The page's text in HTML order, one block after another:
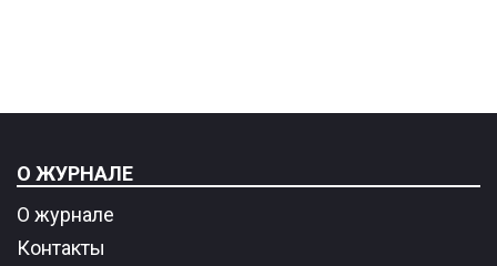
О ЖУРНАЛЕ
О журнале
Контакты